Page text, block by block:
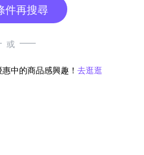
件再搜尋
或
中的商品感興趣！ 去逛逛